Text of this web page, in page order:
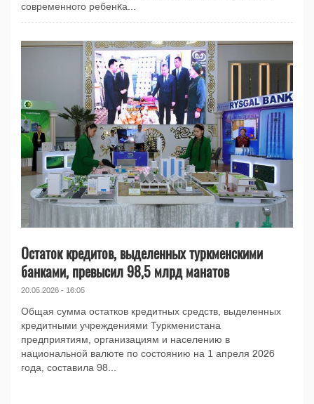
современного ребенĸа...
Остаток кредитов, выделенных туркменскими
банками, превысил 98,5 млрд манатов
20.05.2026 - 16:05
Общая сумма остатков кредитных средств, выделенных
кредитными учреждениями Туркменистана
предприятиям, организациям и населению в
национальной валюте по состоянию на 1 апреля 2026
года, составила 98...